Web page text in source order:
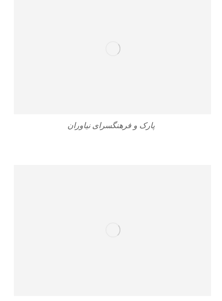
پارک و فرهنگسرای نیاوران